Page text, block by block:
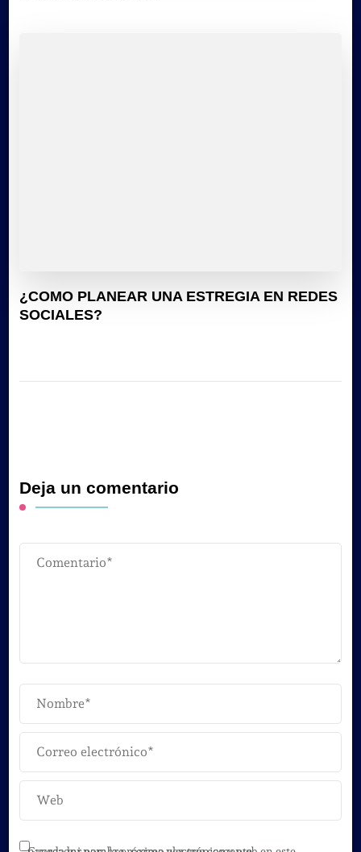
¿COMO PLANEAR UNA ESTREGIA EN REDES
SOCIALES?
Deja un comentario